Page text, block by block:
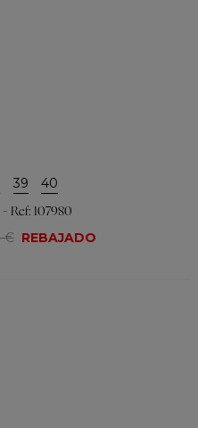
39 40
Ref: 107980
€ REBAJADO